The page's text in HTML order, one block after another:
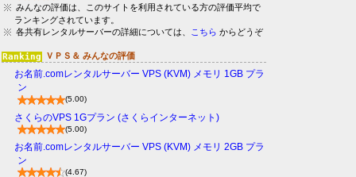
みんなの評価は、このサイトを利用されている方の評価平均で
ランキングされています。
各共有レンタルサーバーの詳細については、
こちら からどうぞ
ＶＰＳ＆ みんなの評価
お名前.comレンタルサーバー VPS (KVM) メモリ 1GB プラ
ン
(5.00)
さくらのVPS 1Gプラン (さくらインターネット)
(5.00)
お名前.comレンタルサーバー VPS (KVM) メモリ 2GB プラ
ン
(4.67)